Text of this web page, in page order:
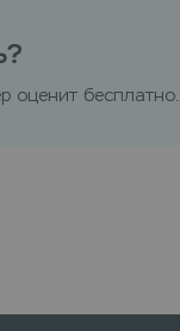
оценит бесплатно.